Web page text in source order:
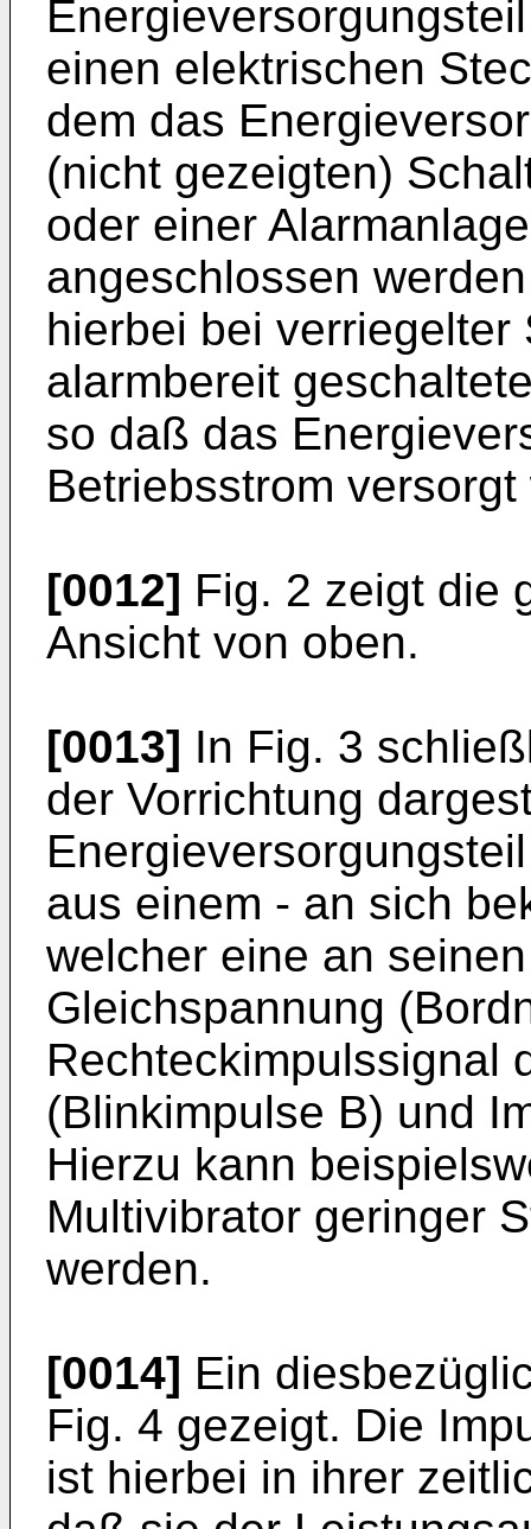
einen elektrischen
dem das
(nicht gezeigten)
oder einer
angeschlossen
hierbei bei
alarmbereit
so daß das
Betriebsstrom versorgt
[0012] Fig. 2 zeigt die
Ansicht von oben.
[0013] In Fig. 3
der Vorrichtung
aus einem - an sich
welcher eine an
Gleichspannung
Rechteckimpulssignal
(Blinkimpulse B) und
Hierzu kann
Multivibrator geringer
werden.
[0014] Ein
Fig. 4 gezeigt. Die
ist hierbei in ihrer